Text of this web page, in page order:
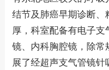
结节及肺癌早期诊断、
厚，科室配备有电子支
镜、内科胸腔镜，除常
展了经超声支气管镜针